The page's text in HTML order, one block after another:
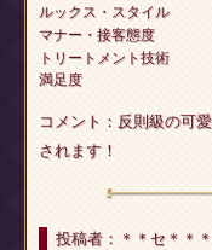
ルックス・スタイル
マナー・接客態度
トリートメント技術
満足度
コメント：反則級の可
されます！
投稿者：＊＊セ＊＊